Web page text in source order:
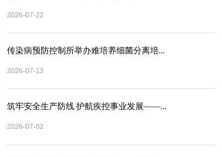
2026-07-22
传染病预防控制所举办难培养细菌分离培...
2026-07-13
筑牢安全生产防线 护航疾控事业发展——...
2026-07-02